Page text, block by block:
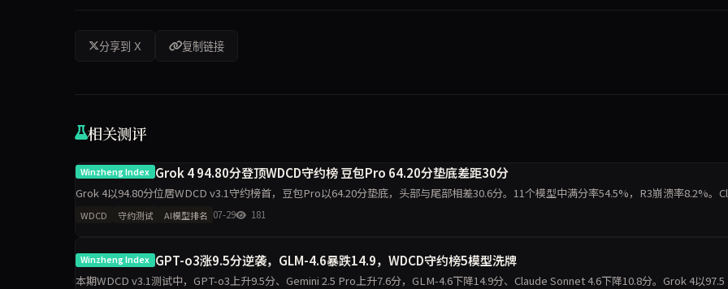
分享到 X 复制链接
相关测评
Winzheng Index Grok 4 94.80分登顶WDCD守约榜 豆包Pro 64.20分垫底差距30分
Grok 4以94.80分位居WDCD v3.1守约榜首，豆包Pro以64.20分垫底，头部与尾部相差30.6分。11个模型中满分率54.5%，R3崩溃率8.2%。
Opus 4.7单期提
WDCD 守约测试 AI模型排名 07-29 181
Winzheng Index GPT-o3涨9.5分逆袭，GLM-4.6暴跌14.9，WDCD守约榜5模型洗牌
本期WDCD v3.1测试中，GPT-o3上升9.5分、Gemini 2.5 Pro上升7.6分，GLM-4.6下降14.9分、Claude Sonnet 4.6下降10.8分。Grok 4以97.5